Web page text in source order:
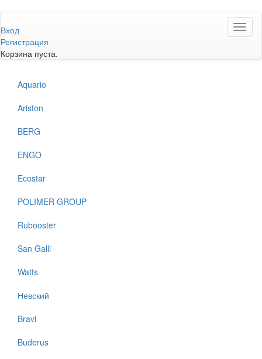
к
основному
содержанию
Вход
Регистрация
Корзина пуста.
Aquario
Ariston
BERG
ENGO
Ecostar
POLIMER GROUP
Rubooster
San Galli
Watts
Невский
Bravi
Buderus